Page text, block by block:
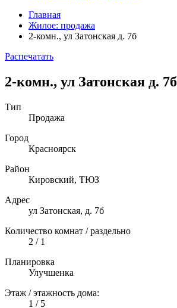
Главная
Жилое: продажа
2-комн., ул Затонская д. 7б
Распечатать
2-комн., ул Затонская д. 7б
Тип
Продажа
Город
Красноярск
Район
Кировский, ТЮЗ
Адрес
ул Затонская, д. 7б
Количество комнат / раздельно
2 / 1
Планировка
Улучшенка
Этаж / этажность дома:
1 / 5